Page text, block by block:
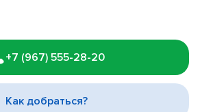
+7 (967) 555-28-20
Как добраться?